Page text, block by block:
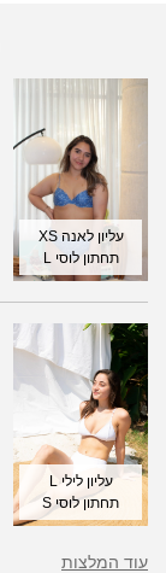
עליון לאנה XS
תחתון לוסי L
עליון לילי L
תחתון לוסי S
עוד המלצות